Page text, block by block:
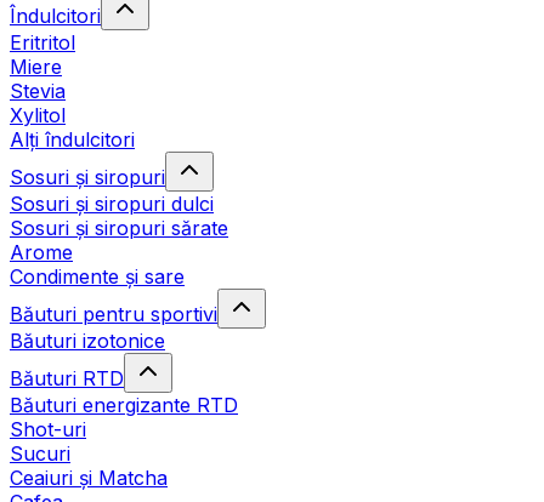
Îndulcitori
Eritritol
Miere
Stevia
Xylitol
Alți îndulcitori
Sosuri și siropuri
Sosuri și siropuri dulci
Sosuri și siropuri sărate
Arome
Condimente și sare
Băuturi pentru sportivi
Băuturi izotonice
Băuturi RTD
Băuturi energizante RTD
Shot-uri
Sucuri
Ceaiuri și Matcha